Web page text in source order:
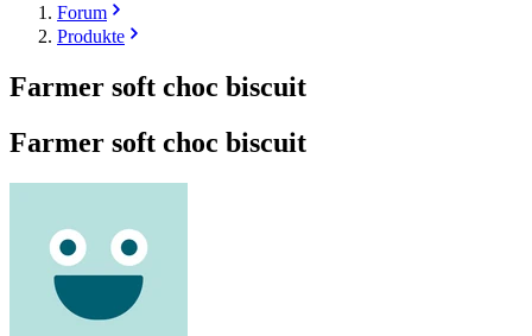
Forum
Produkte
Farmer soft choc biscuit
Farmer soft choc biscuit